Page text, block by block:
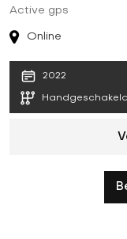
Active gps
Online
2022
Handgeschakeld